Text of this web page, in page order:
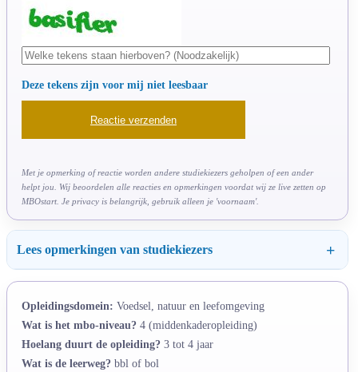
Deze tekens zijn voor mij niet leesbaar
Met je opmerking of reactie worden andere studiekiezers geholpen of een ander
helpt jou. Wij beoordelen alle reacties en opmerkingen voordat wij ze live zetten op
MBOstart. Je privacy is belangrijk, gebruik alleen je 'voornaam'.
Lees opmerkingen van studiekiezers
Opleidingsdomein: Voedsel, natuur en leefomgeving
Wat is het mbo-niveau? 4 (middenkaderopleiding)
Hoelang duurt de opleiding? 3 tot 4 jaar
Wat is de leerweg? bbl of bol